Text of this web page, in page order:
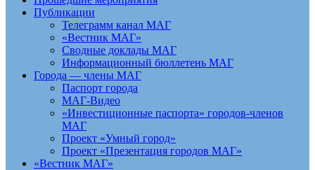
Публикации
Телеграмм канал МАГ
«Вестник МАГ»
Сводные доклады МАГ
Информационный бюллетень МАГ
Города — члены МАГ
Паспорт города
МАГ-Видео
«Инвестиционные паспорта» городов-членов
МАГ
Проект «Умный город»
Проект «Презентация городов МАГ»
«Вестник МАГ»